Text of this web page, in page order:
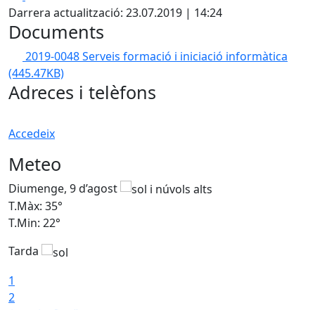
Darrera actualització: 23.07.2019 | 14:24
Documents
2019-0048 Serveis formació i iniciació informàtica
(445.47KB)
Adreces i telèfons
Accedeix
Meteo
Diumenge, 9 d’agost
T.Màx: 35°
T.Min: 22°
Tarda
1
2